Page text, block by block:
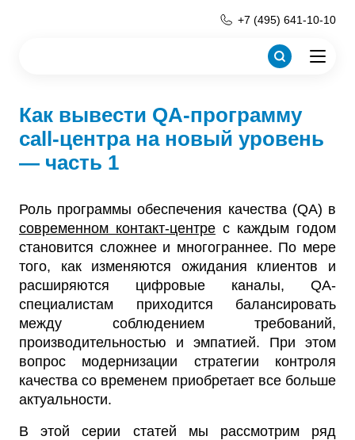
+7 (495) 641-10-10
Как вывести QA-программу
call-центра на новый уровень
— часть 1
Роль программы обеспечения качества (QA) в
современном контакт-центре с каждым годом
становится сложнее и многограннее. По мере
того, как изменяются ожидания клиентов и
расширяются цифровые каналы, QA-
специалистам приходится балансировать
между соблюдением требований,
производительностью и эмпатией. При этом
вопрос модернизации стратегии контроля
качества со временем приобретает все больше
актуальности.
В этой серии статей мы рассмотрим ряд